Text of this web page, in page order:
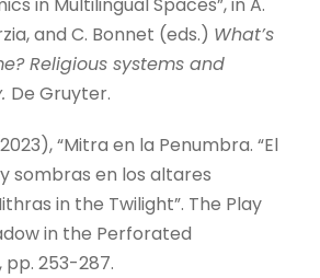
in Multilingual Spaces”, in A.
and C. Bonnet (eds.) What’s
Religious systems and
De Gruyter.
“Mitra en la Penumbra. “El
sombras en los altares
in the Twilight”. The Play
in the Perforated
pp. 253-287.